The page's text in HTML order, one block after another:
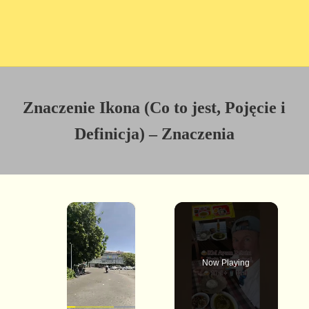
Znaczenie Ikona (Co to jest, Pojęcie i
Definicja) – Znaczenia
×
Now Playing